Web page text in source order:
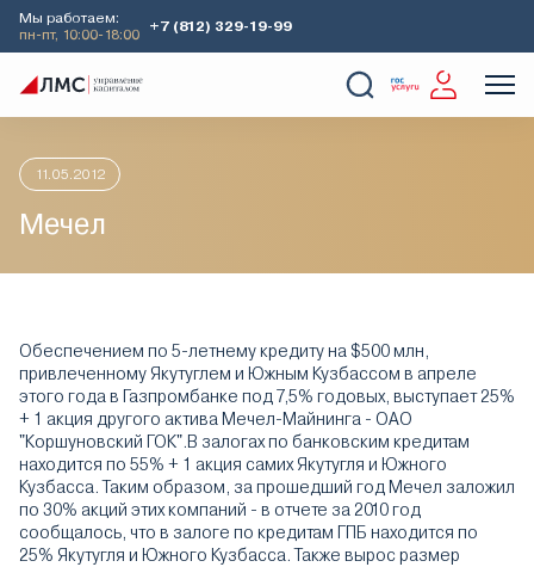
Мы работаем:
пн-пт, 10:00-18:00
+7 (812) 329-19-99
Главная Аналитика
11.05.2012
Мечел
Обеспечением по 5-летнему кредиту на $500 млн,
привлеченному Якутуглем и Южным Кузбассом в апреле
этого года в Газпромбанке под 7,5% годовых, выступает 25%
+ 1 акция другого актива Мечел-Майнинга - ОАО
"Коршуновский ГОК".В залогах по банковским кредитам
находится по 55% + 1 акция самих Якутугля и Южного
Кузбасса. Таким образом, за прошедший год Мечел заложил
по 30% акций этих компаний - в отчете за 2010 год
сообщалось, что в залоге по кредитам ГПБ находится по
25% Якутугля и Южного Кузбасса. Также вырос размер